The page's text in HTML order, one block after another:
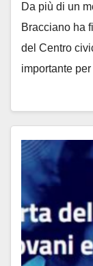
Da più di un
Bracciano ha
del Centro
importante